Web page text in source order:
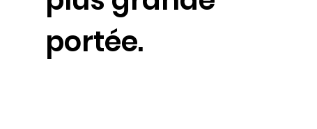
portée.